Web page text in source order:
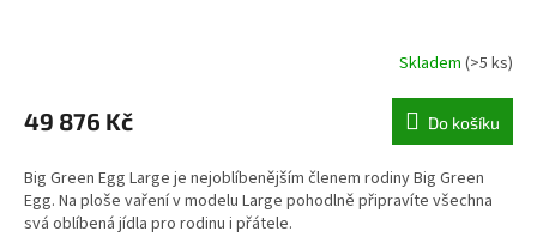
R
M
A
Skladem (>5 ks)
49 876 Kč Do košíku
Big Green Egg Large je nejoblíbenějším členem rodiny Big Green
Egg. Na ploše vaření v modelu Large pohodlně připravíte všechna
svá oblíbená jídla pro rodinu i přátele.